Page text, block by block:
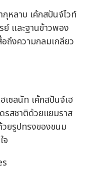
หลาบ เค้กสปันจ์ไวท์
ย์ และฐานข้าวพอง
ถึงความกลมเกลียว
เซลนัท เค้กสปันจ์เฮ
รสชาติด้วยแยมราส
ยรูปทรงของขนม
จ